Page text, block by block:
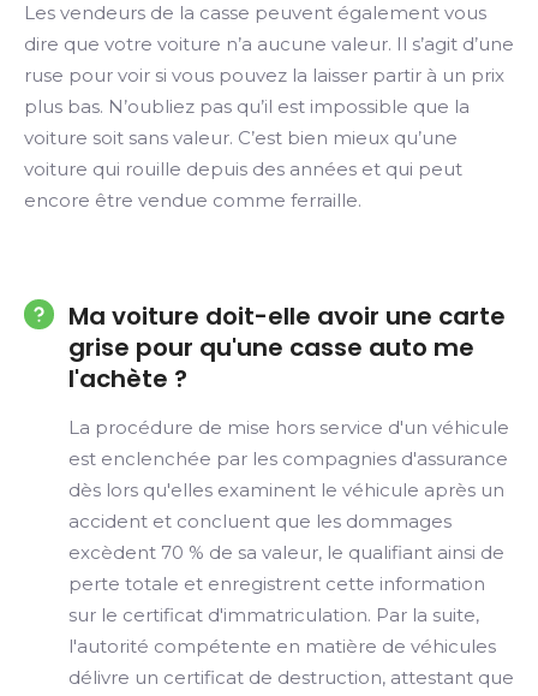
Les vendeurs de la casse peuvent également vous
dire que votre voiture n’a aucune valeur. Il s’agit d’une
ruse pour voir si vous pouvez la laisser partir à un prix
plus bas. N’oubliez pas qu’il est impossible que la
voiture soit sans valeur. C’est bien mieux qu’une
voiture qui rouille depuis des années et qui peut
encore être vendue comme ferraille.
Ma voiture doit-elle avoir une carte
grise pour qu'une casse auto me
l'achète ?
La procédure de mise hors service d'un véhicule
est enclenchée par les compagnies d'assurance
dès lors qu'elles examinent le véhicule après un
accident et concluent que les dommages
excèdent 70 % de sa valeur, le qualifiant ainsi de
perte totale et enregistrent cette information
sur le certificat d'immatriculation. Par la suite,
l'autorité compétente en matière de véhicules
délivre un certificat de destruction, attestant que